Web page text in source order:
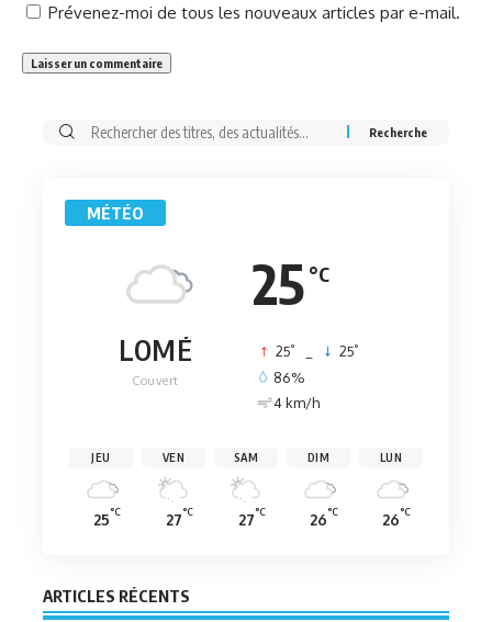
Prévenez-moi de tous les nouveaux articles par e-mail.
Rechercher:
MÉTÉO
25 °C
LOMÉ
Couvert
25° 25°
86%
4 km/h
JEU
25°C
VEN
27°C
SAM
27°C
DIM
26°C
LUN
26°C
ARTICLES RÉCENTS